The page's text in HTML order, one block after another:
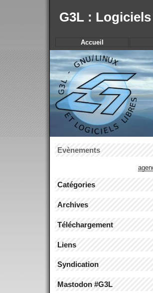
G3L :
Accueil
Evènements
Catégories
Archives
Téléchargement
Liens
Syndication
Mastodon #G3L